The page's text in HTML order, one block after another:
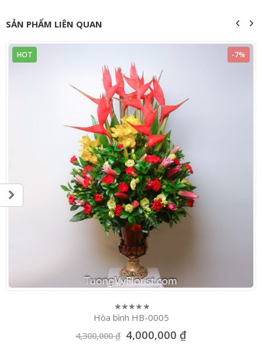
SẢN PHẨM LIÊN QUAN
HOT -7%
0
of
5
Hòa bình HB-0005
4,300,000₫ 4,000,000 ₫